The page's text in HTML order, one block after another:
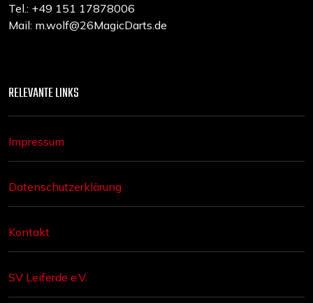
Tel.: +49 151 17878006
Mail: m.wolf@26MagicDarts.de
RELEVANTE LINKS
Impressum
Datenschutzerklärung
Kontakt
SV Leiferde e.V.